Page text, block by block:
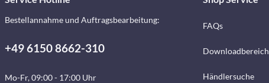
Bestellannahme und Auftragsbearbeitung:
+49 6150 8662-310
Mo-Fr, 09:00 - 17:00 Uhr
FAQs
Downloadbereich
Händlersuche